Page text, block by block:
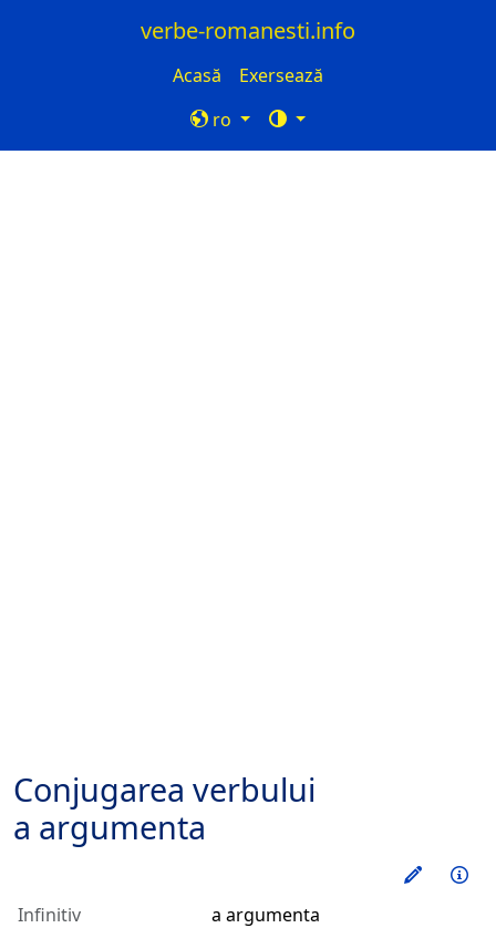
verbe-romanesti.info
Acasă
Exersează
ro
Conjugarea verbului
a argumenta
Infinitiv
a argumenta